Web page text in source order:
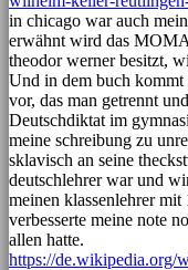
in chicago war auch
erwähnt wird das
theodor werner besitzt,
Und in dem buch kommt
vor, das man getrennt
Deutschdiktat im
meine schreibung zu
sklavisch an seine
deutschlehrer war und
meinen klassenlehrer
verbesserte meine note
allen hatte.
https://de.wikipedia.org/